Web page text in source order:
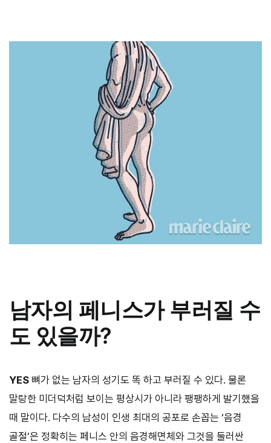
남자의 페니스가 부러질 수
도 있을까?
YES 뼈가 없는 남자의 성기도 똑 하고 부러질 수 있다. 물론
말랑한 미더덕처럼 보이는 평상시가 아니라 팽팽하게 발기했을
때 말이다. 다수의 남성이 인생 최대의 공포로 손꼽는 ‘음경
골절’은 정확히는 페니스 안의 음경해면체와 그것을 둘러싼